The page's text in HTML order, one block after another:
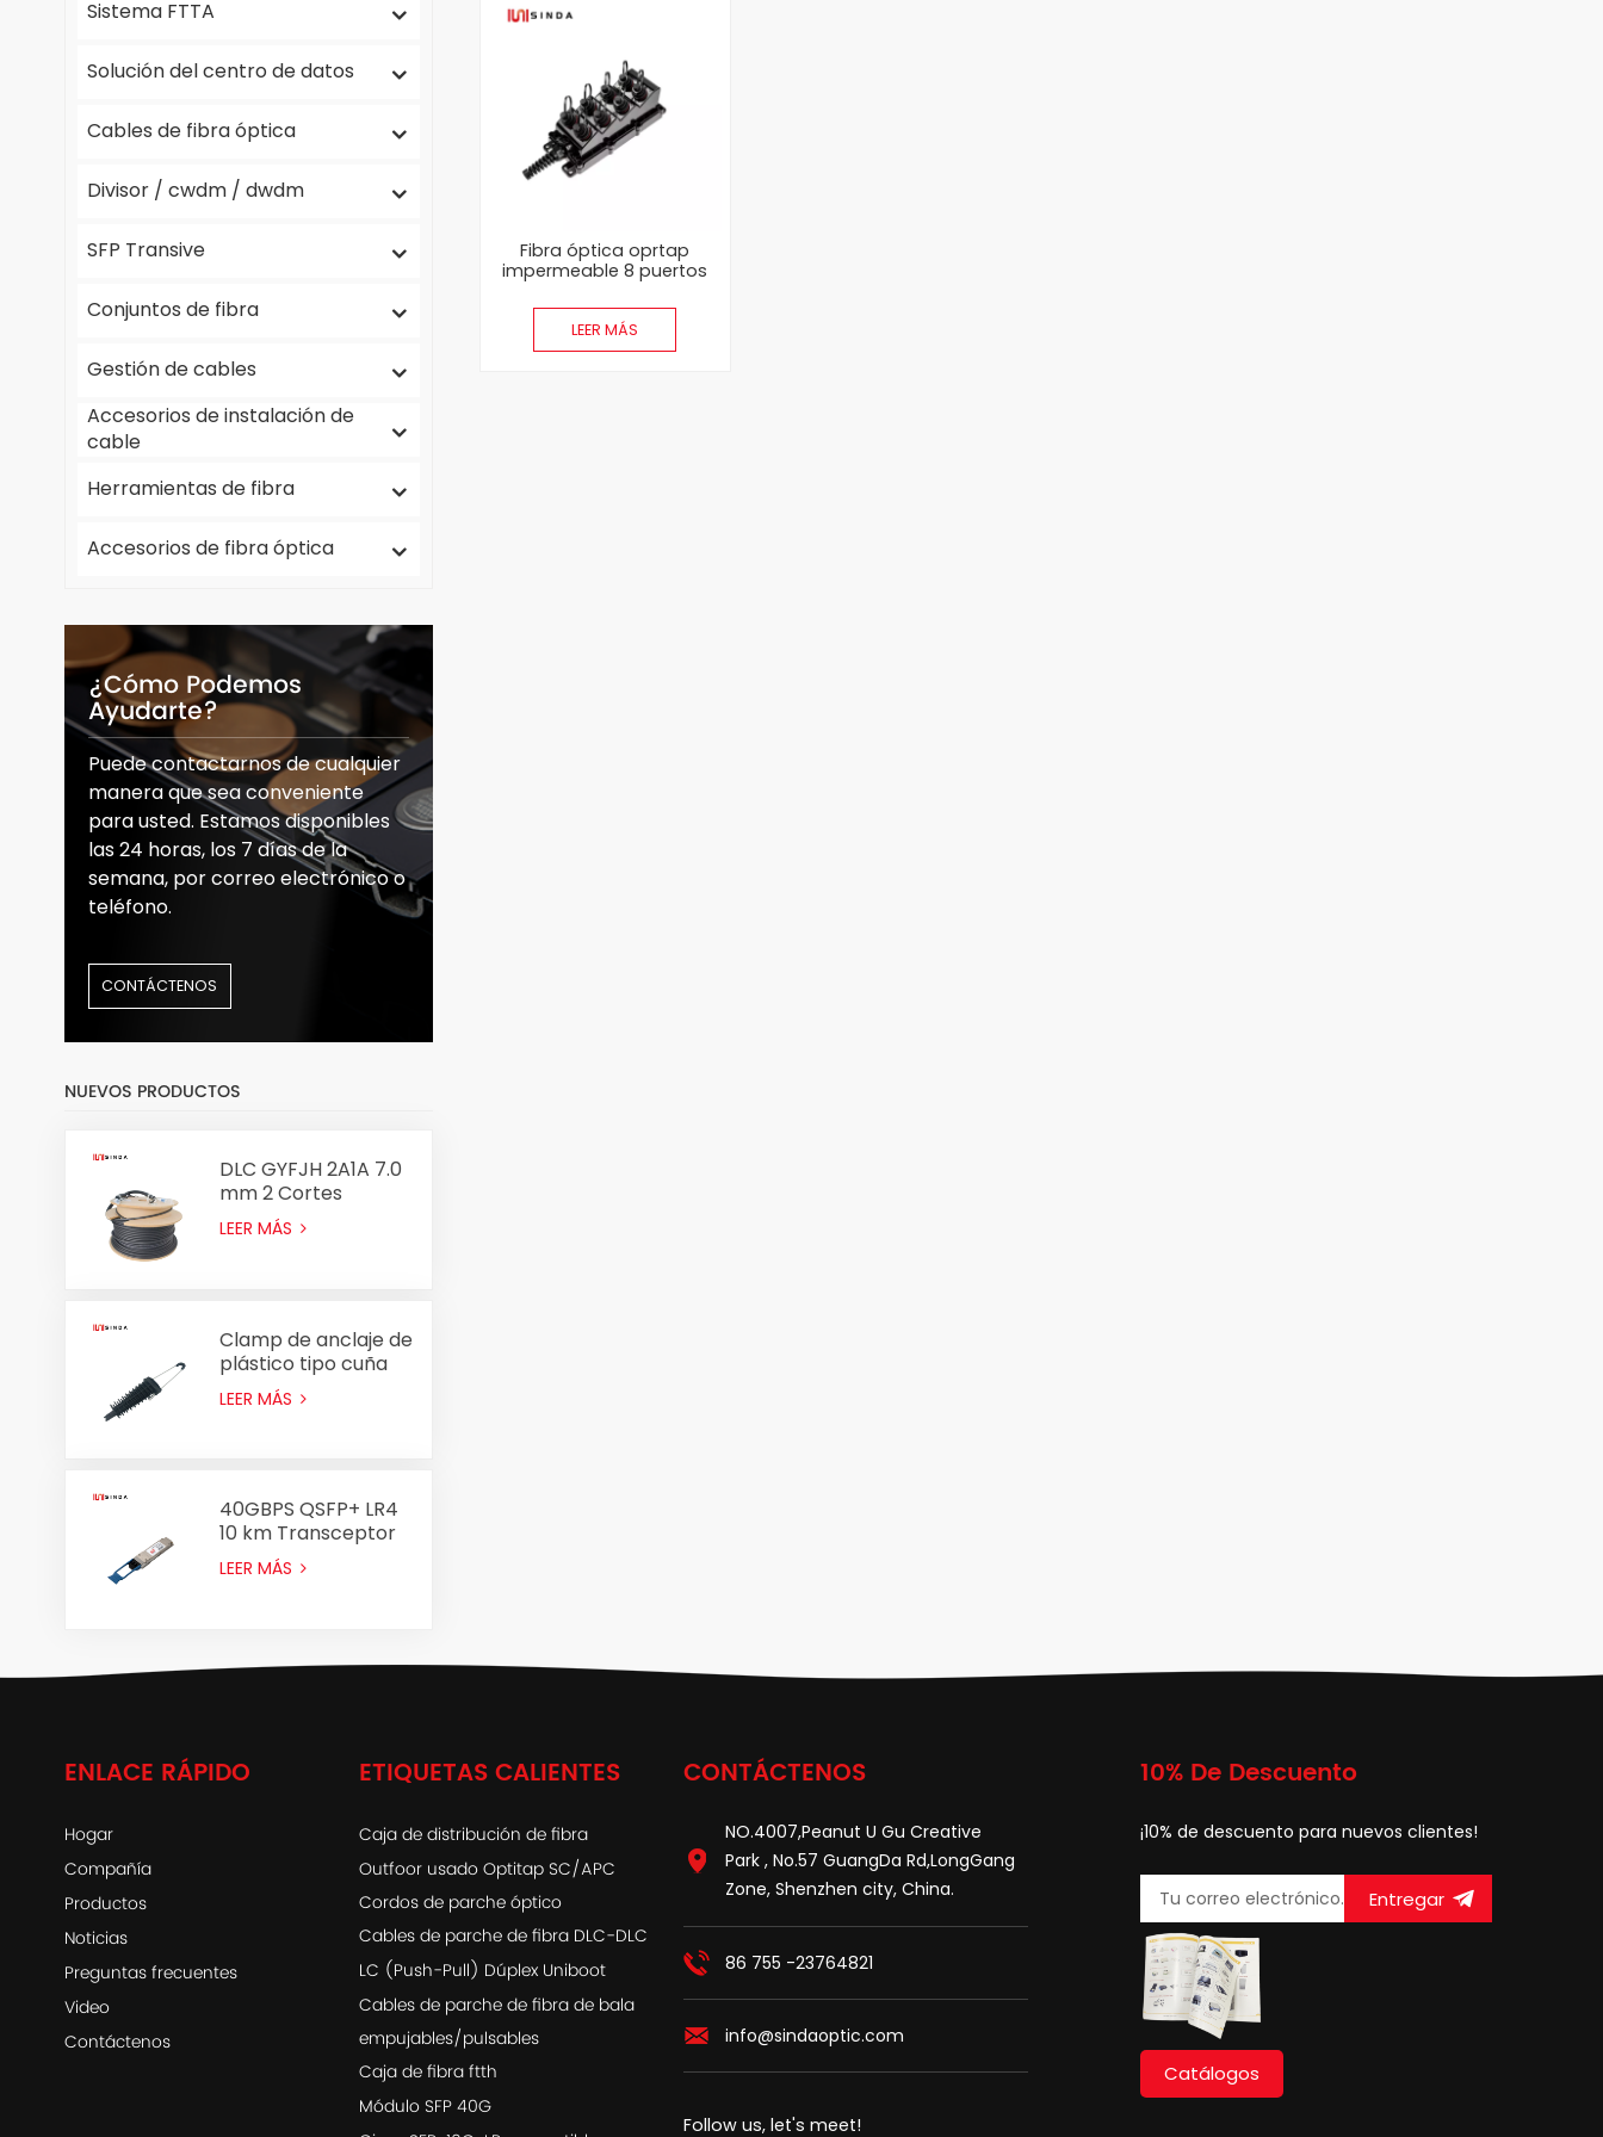
Sistema FTTA
Solución del centro de datos
Cables de fibra óptica
Divisor / cwdm / dwdm
SFP Transive
Conjuntos de fibra
Gestión de cables
Accesorios de instalación de
cable
Herramientas de fibra
Accesorios de fibra óptica
¿Cómo Podemos
Ayudarte?
Puede contactarnos de cualquier
manera que sea conveniente
para usted. Estamos disponibles
las 24 horas, los 7 días de la
semana, por correo electrónico o
teléfono.
CONTÁCTENOS
NUEVOS PRODUCTOS
DLC GYFJH 2A1A 7.0
mm 2 Cortes
Conjunto de cable
óptico Fiber
LEER MÁS
Clamp de anclaje de
plástico tipo cuña
Clamp PA2000
PA2000 para cable
LEER MÁS
40GBPS QSFP+ LR4
10 km Transceptor
óptico
LEER MÁS
Fibra óptica oprtap
impermeable 8 puertos
MST Terminal Caja
LEER MÁS
ENLACE RÁPIDO
Hogar
Compañía
Productos
Noticias
Preguntas frecuentes
Video
Contáctenos
ETIQUETAS CALIENTES
Caja de distribución de fibra
Outfoor usado Optitap SC/APC
Cordos de parche óptico
Cables de parche de fibra DLC-DLC
LC (Push-Pull) Dúplex Uniboot
Cables de parche de fibra de bala
empujables/pulsables
Caja de fibra ftth
Módulo SFP 40G
CONTÁCTENOS
NO.4007,Peanut U Gu Creative
Park , No.57 GuangDa Rd,LongGang
Zone, Shenzhen city, China.
86 755 -23764821
info@sindaoptic.com
Follow us, let's meet!
10% De Descuento
¡10% de descuento para nuevos clientes!
Entregar
Catálogos